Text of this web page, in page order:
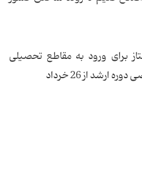
برای ورود به مقاطع تحصیلی
ارشد از 26 خرداد